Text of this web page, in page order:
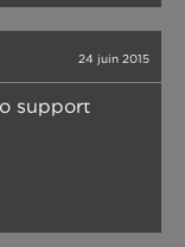
24 juin 2015
support